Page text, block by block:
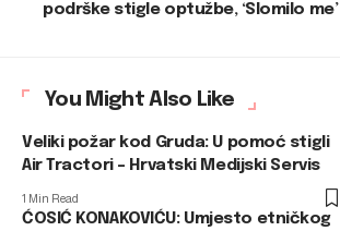
podrške stigle optužbe, ‘Slomilo me’
You Might Also Like
Veliki požar kod Gruda: U pomoć stigli
Air Tractori – Hrvatski Medijski Servis
1 Min Read
ĆOSIĆ KONAKOVIĆU: Umjesto etničkog